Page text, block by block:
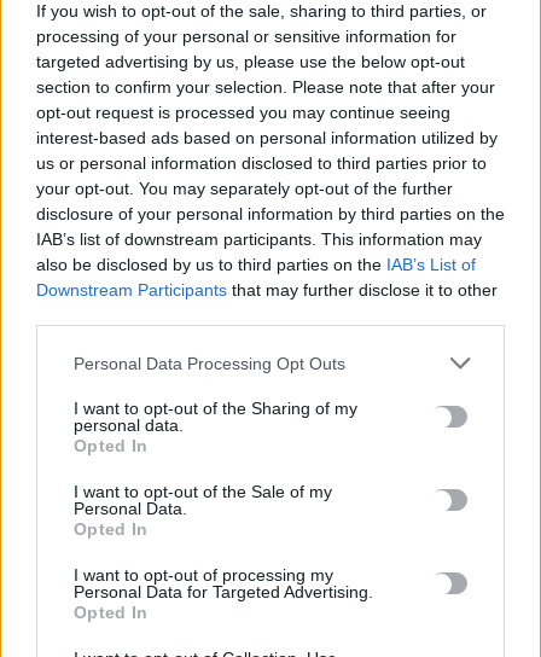
If you wish to opt-out of the sale, sharing to third parties, or
processing of your personal or sensitive information for
targeted advertising by us, please use the below opt-out
section to confirm your selection. Please note that after your
opt-out request is processed you may continue seeing
interest-based ads based on personal information utilized by
us or personal information disclosed to third parties prior to
your opt-out. You may separately opt-out of the further
disclosure of your personal information by third parties on the
IAB’s list of downstream participants. This information may
also be disclosed by us to third parties on the IAB’s List of
Downstream Participants that may further disclose it to other
Personal Data Processing Opt Outs
I want to opt-out of the Sharing of my
personal data.
Opted In
I want to opt-out of the Sale of my
Personal Data.
Opted In
I want to opt-out of processing my
Personal Data for Targeted Advertising.
Opted In
ΡΟΗ ΕΙΔΗΣΕΩΝ
Θεατρική αφήγηση «Έρευσεν ύδωρ» στο Δημοτικό Σχολείο
Κεφαλά
8 Αυγούστου, 2026
18χρονος έσπασε παγκόσμιο ρεκόρ ως ο νεότερος άνδρας
καθηγητής -Διδάσκει συνομηλίκους του
8 Αυγούστου, 2026
Πότε θα πληρωθούν οι συντάξεις Σεπτεμβρίου
Τα κύματα καύσωνα στην Ιταλία, τη Γαλλία και την Ισπανία
8 Αυγούστου, 2026
Λεύκανση δοντιών: Συμβουλές ειδικών για ένα πιο λαμπερό
χαμόγελο